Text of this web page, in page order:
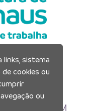
Manaus
73
Manaus-AM
links, sistema
cookies ou
ou